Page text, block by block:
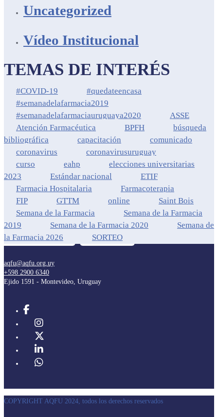
Uncategorized
Vídeo Institucional
TEMAS DE INTERÉS
#COVID-19
#quedateencasa
#semanadelafarmacia2019
#semanadelafarmaciauruguaya2020
ASSE
Atención Farmacéutica
BPFH
búsqueda
bibliográfica
capacitación
comunicado
coronavirus
coronavirusuruguay
curso
eahp
elecciones universitarias
2023
Estándar nacional
ETIF
Farmacia Hospitalaria
Farmacoterapia
FIP
GTTM online
Saint Bois
Semana de la Farmacia
Semana de la Farmacia
2019
Semana de la Farmacia 2020
Semana de
la Farmacia 2026
SORTEO
aqfu@aqfu.org.uy
+598 2900 6340
Ejido 1591 - Montevideo, Uruguay
COPYRIGHT AQFU 2024, todos los derechos reservados